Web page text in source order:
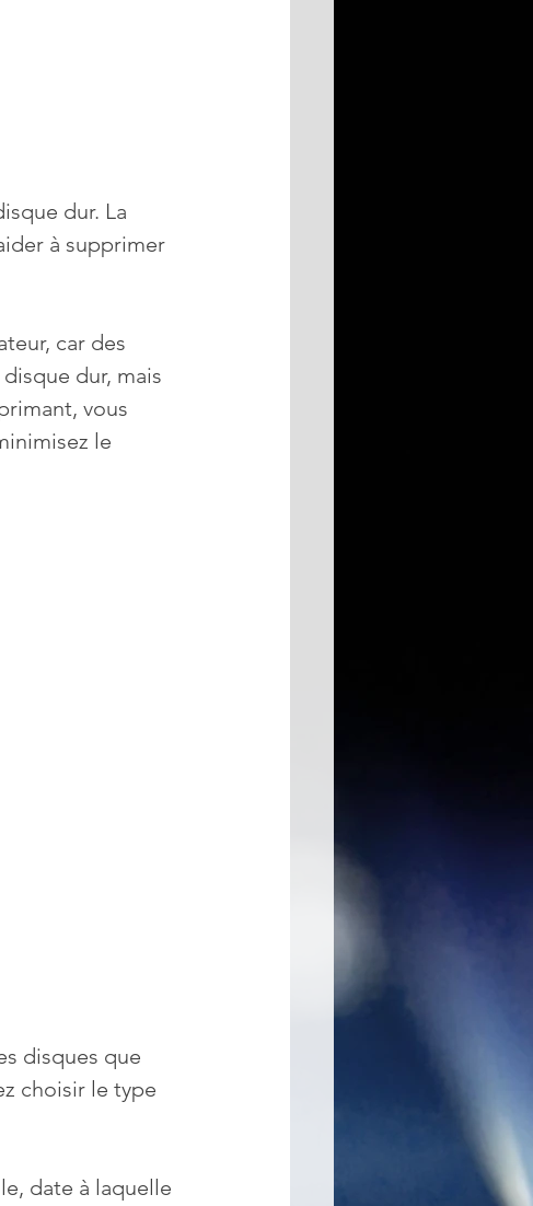
dur. La
à supprimer
car des
dur, mais
vous
le
disques que
choisir le type
date à laquelle